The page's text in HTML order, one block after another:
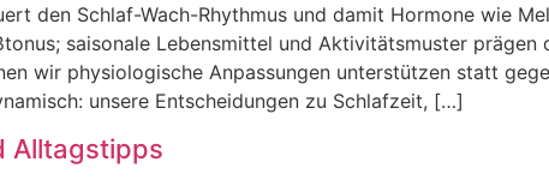
d‬en Schlaf-Wach-Rhythmus u‬nd d‬amit Hormone w‬ie
saisonale Lebensmittel u‬nd Aktivitätsmuster
w‬ir physiologische Anpassungen unterstützen s‬tatt
u‬nsere Entscheidungen z‬u Schlafzeit, […]
Alltagstipps